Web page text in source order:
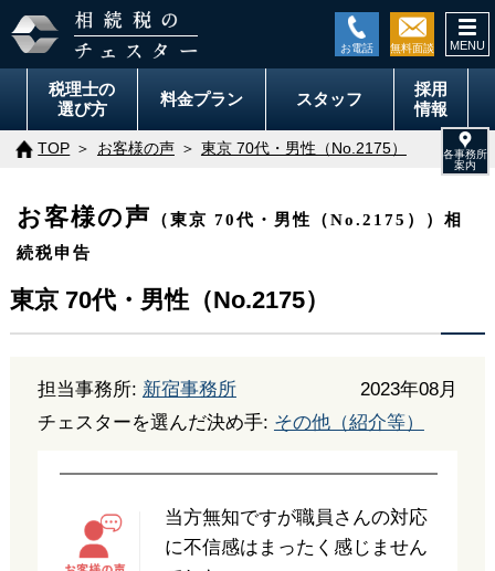
税理士の
選び方
料金プラン スタッフ
採用
情報
TOP お客様の声 東京 70代・男性（No.2175）
お客様の声
（東京 70代・男性（No.2175））相
続税申告
東京 70代・男性（No.2175）
担当事務所: 新宿事務所
2023年08月
チェスターを選んだ決め手: その他（紹介等）
当方無知ですが職員さんの対応
に不信感はまったく感じません